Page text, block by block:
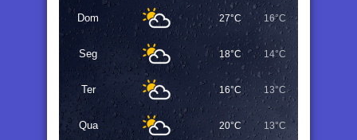
Dom 27°C 16°C
Seg 18°C 14°C
Ter 16°C 13°C
Qua 20°C 13°C